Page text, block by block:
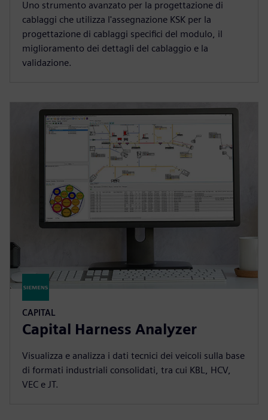
Uno strumento avanzato per la progettazione di
cablaggi che utilizza l'assegnazione KSK per la
progettazione di cablaggi specifici del modulo, il
miglioramento dei dettagli del cablaggio e la
validazione.
CAPITAL
Capital Harness Analyzer
Visualizza e analizza i dati tecnici dei veicoli sulla base
di formati industriali consolidati, tra cui KBL, HCV,
VEC e JT.